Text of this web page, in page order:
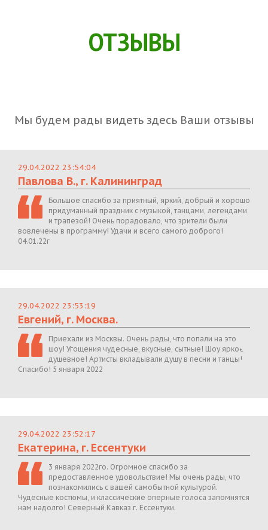
ОТЗЫВЫ
Мы будем рады видеть здесь Ваши отзывы
29.04.2022 23:54:04
Павлова В., г. Калининград
Большое спасибо за приятный, яркий, добрый и хорошо
придуманный праздник с музыкой, танцами, легендами
и трапезой! Очень порадовало, что зрители были
вовлечены в программу! Удачи и всего самого доброго!
04.01.22г
29.04.2022 23:53:19
Евгений, г. Москва.
Приехали из Москвы. Очень рады, что попали на это
шоу! Угощения чудесные, вкусные, сытные! Шоу яркое,
душевное! Артисты вкладывали душу в песни и танцы!
Спасибо! 5 января 2022
29.04.2022 23:52:17
Екатерина, г. Ессентуки
3 января 2022го. Огромное спасибо за
предоставленное удовольствие! Мы очень рады, что
познакомились с вашей самобытной культурой.
Чудесные костюмы, и классические оперные голоса запомнятся
нам надолго! Северный Кавказ г. Ессентуки.